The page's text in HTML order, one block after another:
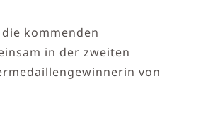
kommenden
in der zweiten
von